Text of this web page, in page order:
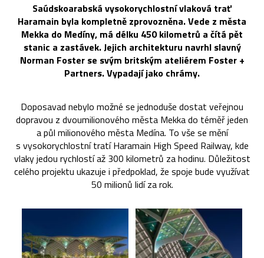
Saúdskoarabská vysokorychlostní vlaková trať
Haramain byla kompletně zprovozněna. Vede z města
Mekka do Medíny, má délku 450 kilometrů a čítá pět
stanic a zastávek. Jejich architekturu navrhl slavný
Norman Foster se svým britským ateliérem Foster +
Partners. Vypadají jako chrámy.
Doposavad nebylo možné se jednoduše dostat veřejnou
dopravou z dvoumilionového města Mekka do téměř jeden
a půl milionového města Medína. To vše se mění
s vysokorychlostní tratí Haramain High Speed Railway, kde
vlaky jedou rychlostí až 300 kilometrů za hodinu. Důležitost
celého projektu ukazuje i předpoklad, že spoje bude využívat
50 milionů lidí za rok.